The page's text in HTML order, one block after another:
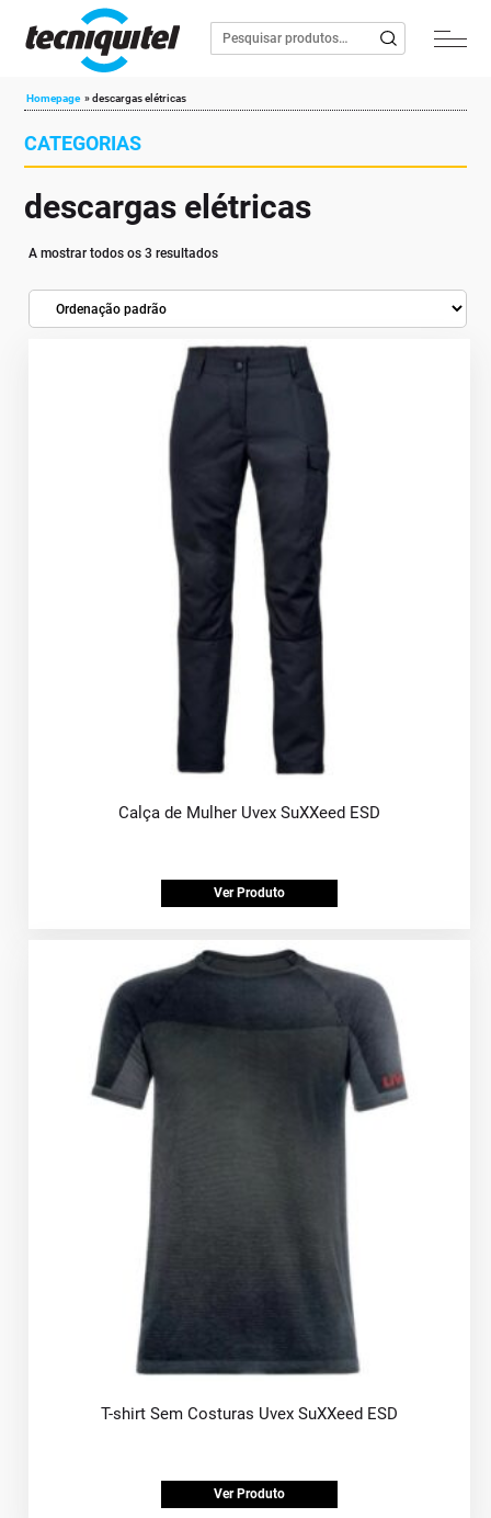
Homepage »descargas elétricas
CATEGORIAS
descargas elétricas
A mostrar todos os 3 resultados
Calça de Mulher Uvex SuXXeed ESD
Ver Produto
T-shirt Sem Costuras Uvex SuXXeed ESD
Ver Produto